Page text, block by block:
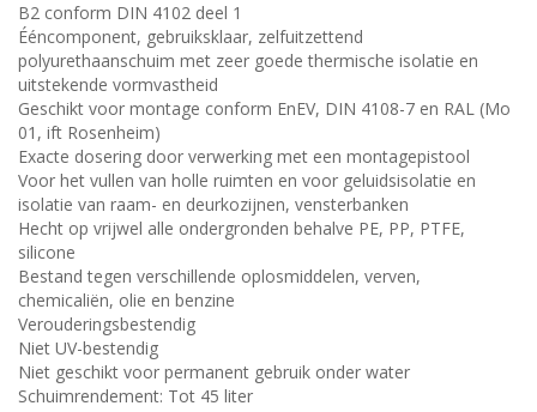
B2 conform DIN 4102 deel 1
Ééncomponent, gebruiksklaar, zelfuitzettend
polyurethaanschuim met zeer goede thermische isolatie en
uitstekende vormvastheid
Geschikt voor montage conform EnEV, DIN 4108-7 en RAL (Mo
01, ift Rosenheim)
Exacte dosering door verwerking met een montagepistool
Voor het vullen van holle ruimten en voor geluidsisolatie en
isolatie van raam- en deurkozijnen, vensterbanken
Hecht op vrijwel alle ondergronden behalve PE, PP, PTFE,
silicone
Bestand tegen verschillende oplosmiddelen, verven,
chemicaliën, olie en benzine
Verouderingsbestendig
Niet UV-bestendig
Niet geschikt voor permanent gebruik onder water
Schuimrendement: Tot 45 liter